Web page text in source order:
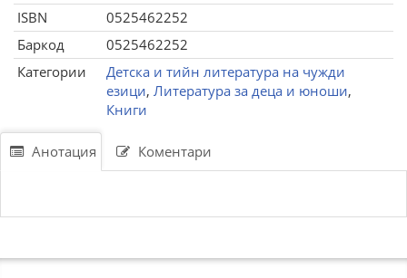
ISBN
0525462252
Баркод
0525462252
Категории
Детска и тийн литература на чужди
езици, Литература за деца и юноши,
Книги
Анотация Коментари